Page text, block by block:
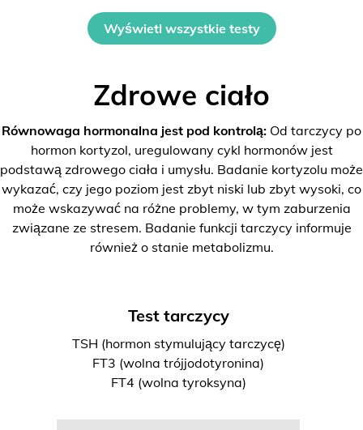
Wyświetl wszystkie testy
Zdrowe ciało
Równowaga hormonalna jest pod kontrolą: Od tarczycy po
hormon kortyzol, uregulowany cykl hormonów jest
podstawą zdrowego ciała i umysłu. Badanie kortyzolu może
wykazać, czy jego poziom jest zbyt niski lub zbyt wysoki, co
może wskazywać na różne problemy, w tym zaburzenia
związane ze stresem. Badanie funkcji tarczycy informuje
również o stanie metabolizmu.
Test tarczycy
TSH (hormon stymulujący tarczycę)
FT3 (wolna trójjodotyronina)
FT4 (wolna tyroksyna)